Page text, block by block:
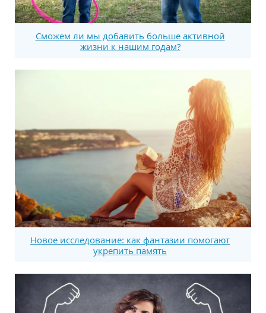
Сможем ли мы добавить больше активной
жизни к нашим годам?
Новое исследование: как фантазии помогают
укрепить память